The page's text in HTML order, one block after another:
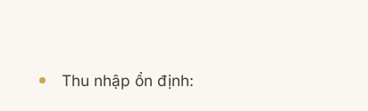
Thu nhập ổn định: